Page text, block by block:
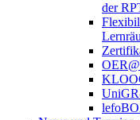
der